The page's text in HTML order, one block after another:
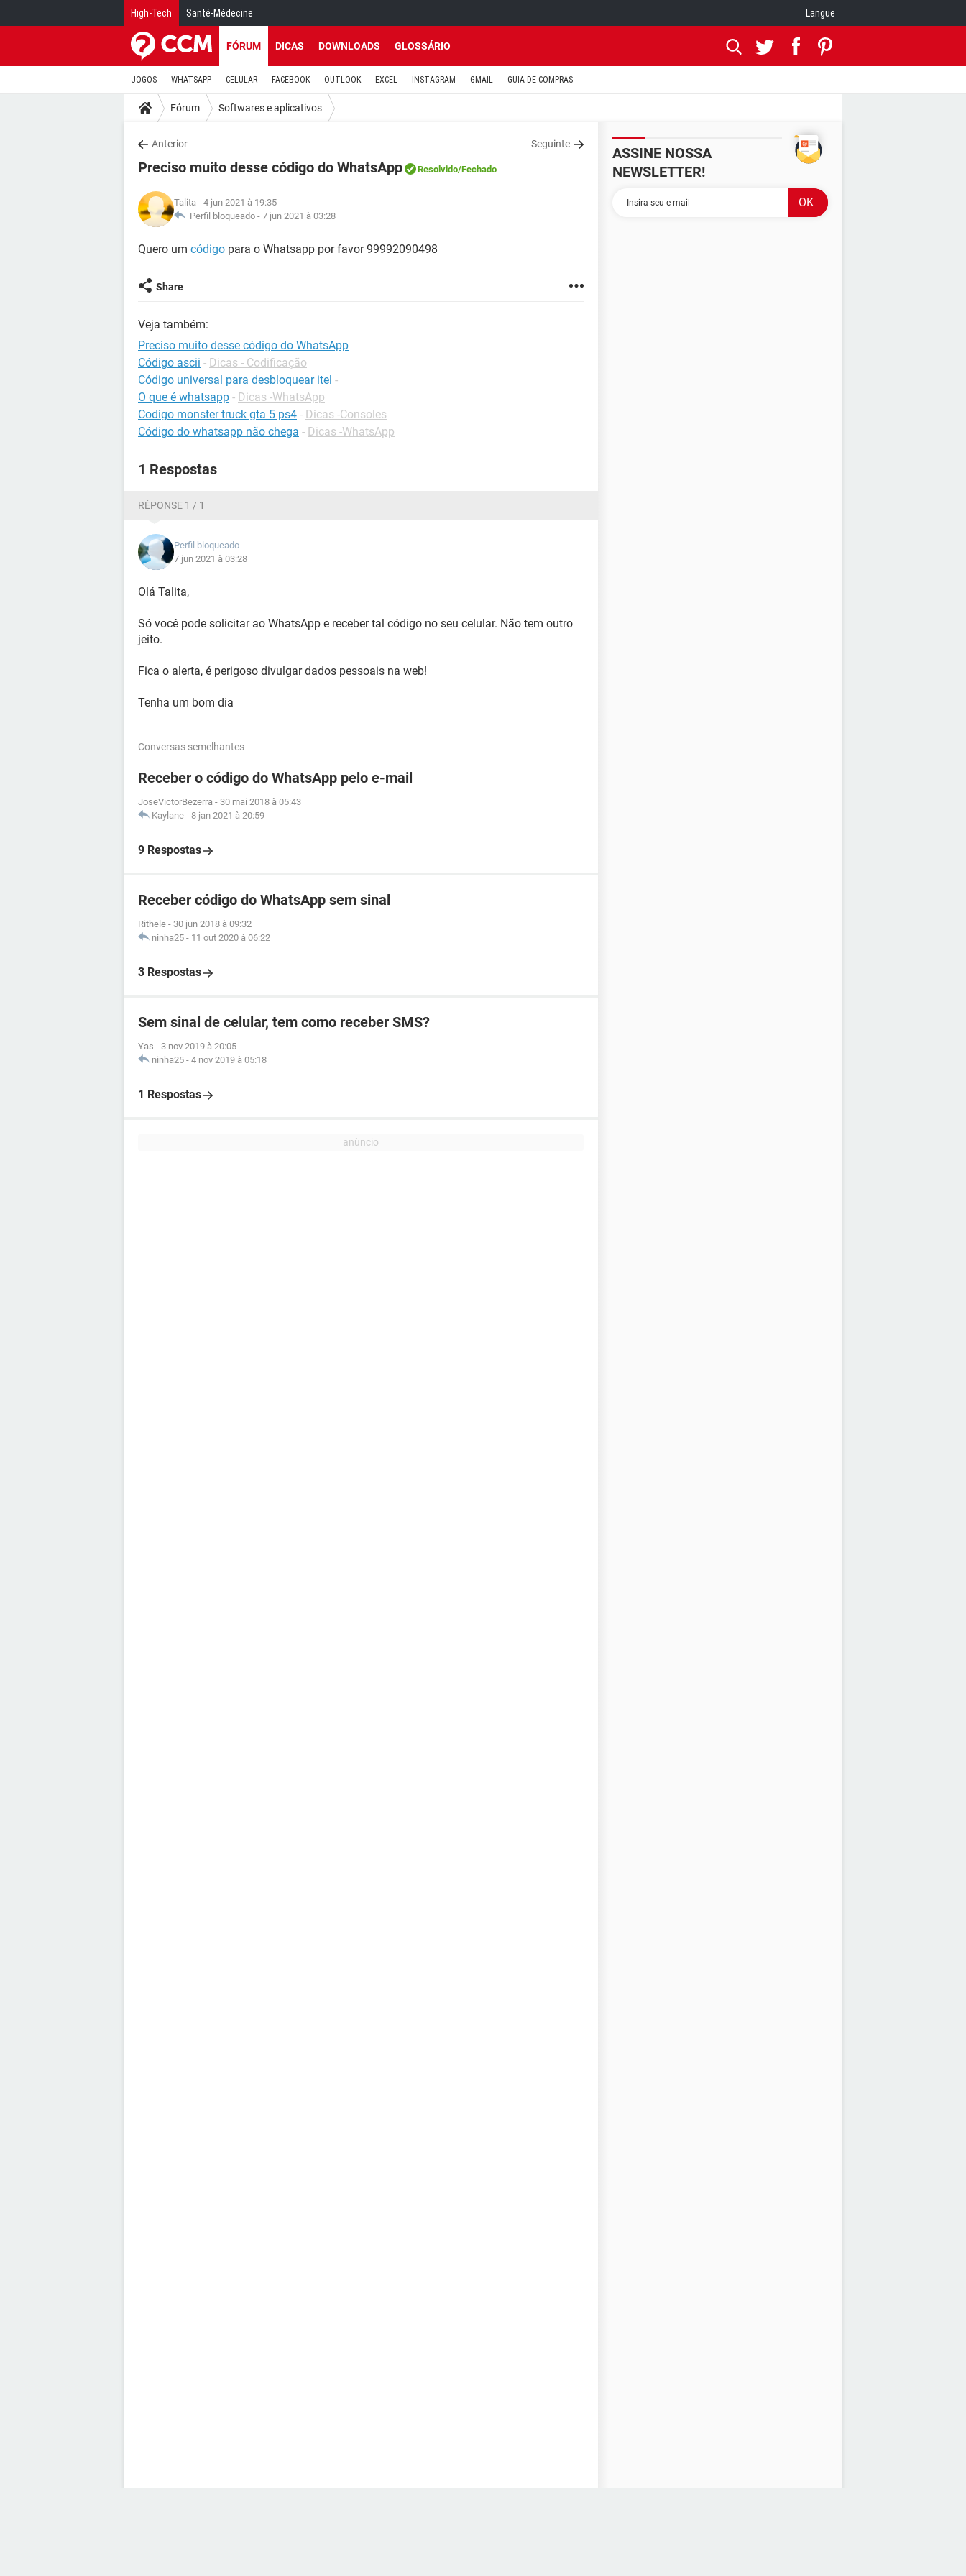
High-Tech Santé-Médecine Langue
FÓRUM DICAS DOWNLOADS GLOSSÁRIO
JOGOS WHATSAPP CELULAR FACEBOOK OUTLOOK EXCEL INSTAGRAM GMAIL GUIA DE COMPRAS
Fórum Softwares e aplicativos
Anterior Seguinte
Preciso muito desse código do WhatsApp Resolvido/Fechado
Talita - 4 jun 2021 à 19:35
Perfil bloqueado - 7 jun 2021 à 03:28
Quero um código para o Whatsapp por favor 99992090498
Share
Veja também:
Preciso muito desse código do WhatsApp
Código ascii - Dicas - Codificação
Código universal para desbloquear itel -
O que é whatsapp - Dicas -WhatsApp
Codigo monster truck gta 5 ps4 - Dicas -Consoles
Código do whatsapp não chega - Dicas -WhatsApp
1 Respostas
RÉPONSE 1 / 1
Perfil bloqueado
7 jun 2021 à 03:28
Olá Talita,
Só você pode solicitar ao WhatsApp e receber tal código no seu celular. Não tem outro
jeito.
Fica o alerta, é perigoso divulgar dados pessoais na web!
Tenha um bom dia
Conversas semelhantes
Receber o código do WhatsApp pelo e-mail
JoseVictorBezerra - 30 mai 2018 à 05:43
Kaylane - 8 jan 2021 à 20:59
9 Respostas
Receber código do WhatsApp sem sinal
Rithele - 30 jun 2018 à 09:32
ninha25 - 11 out 2020 à 06:22
3 Respostas
Sem sinal de celular, tem como receber SMS?
Yas - 3 nov 2019 à 20:05
ninha25 - 4 nov 2019 à 05:18
1 Respostas
ASSINE NOSSA
NEWSLETTER!